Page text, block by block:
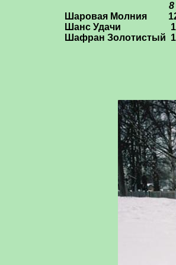
8
Шаровая Молния
Шанс Удачи
Шафран